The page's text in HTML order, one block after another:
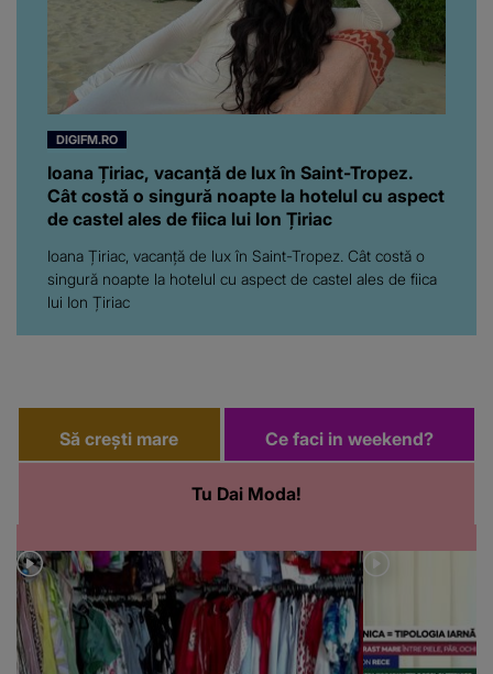
oricine: "Cu… mine, fata
româncă...”
DIGIFM.RO
Ioana Țiriac, vacanță de lux în Saint-Tropez.
Cât costă o singură noapte la hotelul cu aspect
de castel ales de fiica lui Ion Țiriac
Ioana Țiriac, vacanță de lux în Saint-Tropez. Cât costă o
singură noapte la hotelul cu aspect de castel ales de fiica
lui Ion Țiriac
Să crești mare
Tu Dai Moda!
Ce faci in weekend?